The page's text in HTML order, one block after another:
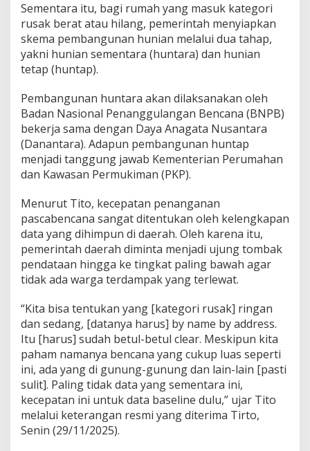
Sementara itu, bagi rumah yang masuk kategori
rusak berat atau hilang, pemerintah menyiapkan
skema pembangunan hunian melalui dua tahap,
yakni hunian sementara (huntara) dan hunian
tetap (huntap).
Pembangunan huntara akan dilaksanakan oleh
Badan Nasional Penanggulangan Bencana (BNPB)
bekerja sama dengan Daya Anagata Nusantara
(Danantara). Adapun pembangunan huntap
menjadi tanggung jawab Kementerian Perumahan
dan Kawasan Permukiman (PKP).
Menurut Tito, kecepatan penanganan
pascabencana sangat ditentukan oleh kelengkapan
data yang dihimpun di daerah. Oleh karena itu,
pemerintah daerah diminta menjadi ujung tombak
pendataan hingga ke tingkat paling bawah agar
tidak ada warga terdampak yang terlewat.
“Kita bisa tentukan yang [kategori rusak] ringan
dan sedang, [datanya harus] by name by address.
Itu [harus] sudah betul-betul clear. Meskipun kita
paham namanya bencana yang cukup luas seperti
ini, ada yang di gunung-gunung dan lain-lain [pasti
sulit]. Paling tidak data yang sementara ini,
kecepatan ini untuk data baseline dulu,” ujar Tito
melalui keterangan resmi yang diterima Tirto,
Senin (29/11/2025).